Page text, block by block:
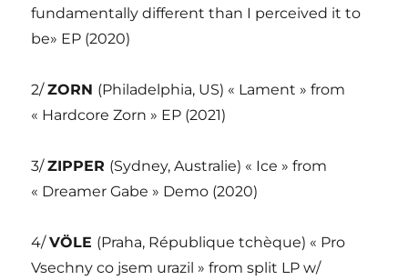
fundamentally different than I perceived it to
be» EP (2020)
2/ZORN (Philadelphia, US) « Lament » from
« Hardcore Zorn » EP (2021)
3/ZIPPER (Sydney, Australie) « Ice » from
« Dreamer Gabe » Demo (2020)
4/VÖLE (Praha, République tchèque) « Pro
Vsechny co jsem urazil » from split LP w/